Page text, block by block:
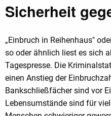
Sicherheit
„Einbruch in Reihenhaus"
so oder ähnlich liest es sich
Tagespresse. Die
einen Anstieg der
Bankschließfächer sind vor
Lebensumstände sind für